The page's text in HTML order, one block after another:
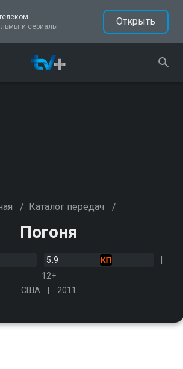
и сериалы
Открыть
/ Каталог передач /
Погоня
5.9
12+
США
2011